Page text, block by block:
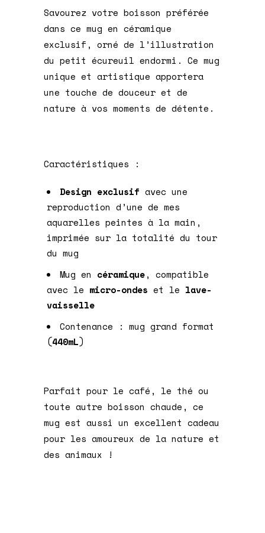
Savourez votre boisson préférée
dans ce mug en céramique
exclusif, orné de l’illustration
du petit écureuil endormi. Ce mug
unique et artistique apportera
une touche de douceur et de
nature à vos moments de détente.
Caractéristiques :
Design exclusif avec une
reproduction d’une de mes
aquarelles peintes à la main,
imprimée sur la totalité du tour
du mug
Mug en céramique, compatible
avec le micro-ondes et le lave-
vaisselle
Contenance : mug grand format
(440mL)
Parfait pour le café, le thé ou
toute autre boisson chaude, ce
mug est aussi un excellent cadeau
pour les amoureux de la nature et
des animaux !